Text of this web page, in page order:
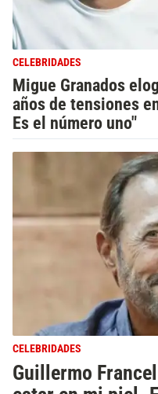
CELEBRIDADES
Migue Granados
años de tensiones
Es el número uno"
CELEBRIDADES
Guillermo